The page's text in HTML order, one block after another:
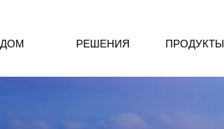
ДОМ РЕШЕНИЯ ПРОДУКТЫ